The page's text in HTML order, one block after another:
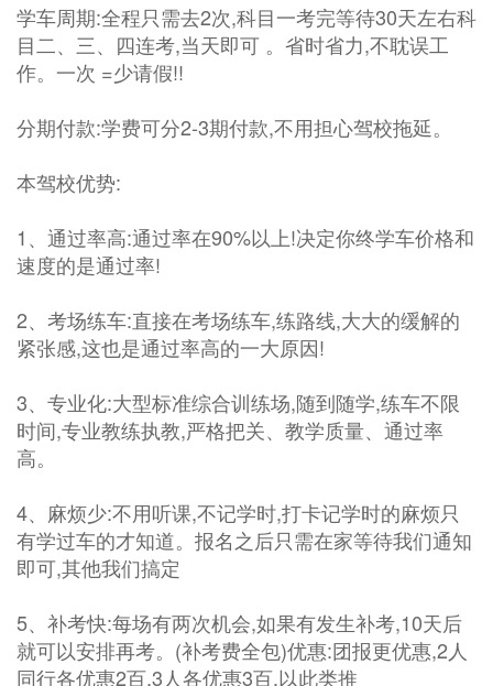
学车周期:全程只需去2次,科目一考完等待30天左右科
目二、三、四连考,当天即可 。省时省力,不耽误工
作。一次 =少请假!!
分期付款:学费可分2-3期付款,不用担心驾校拖延。
本驾校优势:
1、通过率高:通过率在90%以上!决定你终学车价格和
速度的是通过率!
2、考场练车:直接在考场练车,练路线,大大的缓解的
紧张感,这也是通过率高的一大原因!
3、专业化:大型标准综合训练场,随到随学,练车不限
时间,专业教练执教,严格把关、教学质量、通过率
高。
4、麻烦少:不用听课,不记学时,打卡记学时的麻烦只
有学过车的才知道。报名之后只需在家等待我们通知
即可,其他我们搞定
5、补考快:每场有两次机会,如果有发生补考,10天后
就可以安排再考。(补考费全包)优惠:团报更优惠,2人
同行各优惠2百,3人各优惠3百,以此类推